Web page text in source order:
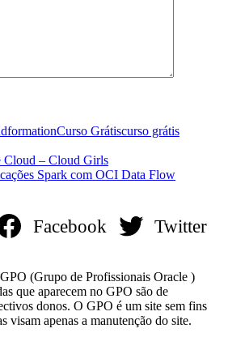
Curso Grátiscurso grátis
Cloud – Cloud Girls
Spark com OCI Data Flow
Facebook Twitter
(Grupo de Profissionais Oracle )
que aparecem no GPO são de
donos. O GPO é um site sem fins
visam apenas a manutenção do site.